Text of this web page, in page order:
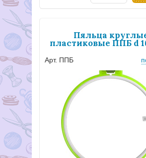
Пяльца
пластиковые ППБ d
Арт. ППБ